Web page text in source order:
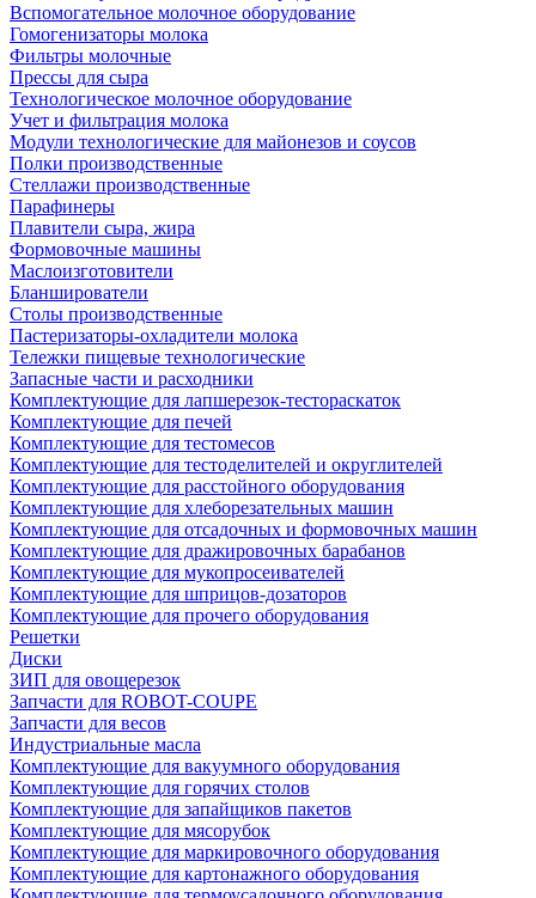
Вспомогательное молочное оборудование
Гомогенизаторы молока
Фильтры молочные
Прессы для сыра
Технологическое молочное оборудование
Учет и фильтрация молока
Модули технологические для майонезов и соусов
Полки производственные
Стеллажи производственные
Парафинеры
Плавители сыра, жира
Формовочные машины
Маслоизготовители
Бланширователи
Столы производственные
Пастеризаторы-охладители молока
Тележки пищевые технологические
Запасные части и расходники
Комплектующие для лапшерезок-тестораскаток
Комплектующие для печей
Комплектующие для тестомесов
Комплектующие для тестоделителей и округлителей
Комплектующие для расстойного оборудования
Комплектующие для хлеборезательных машин
Комплектующие для отсадочных и формовочных машин
Комплектующие для дражировочных барабанов
Комплектующие для мукопросеивателей
Комплектующие для шприцов-дозаторов
Комплектующие для прочего оборудования
Решетки
Диски
ЗИП для овощерезок
Запчасти для ROBOT-COUPE
Запчасти для весов
Индустриальные масла
Комплектующие для вакуумного оборудования
Комплектующие для горячих столов
Комплектующие для запайщиков пакетов
Комплектующие для мясорубок
Комплектующие для маркировочного оборудования
Комплектующие для картонажного оборудования